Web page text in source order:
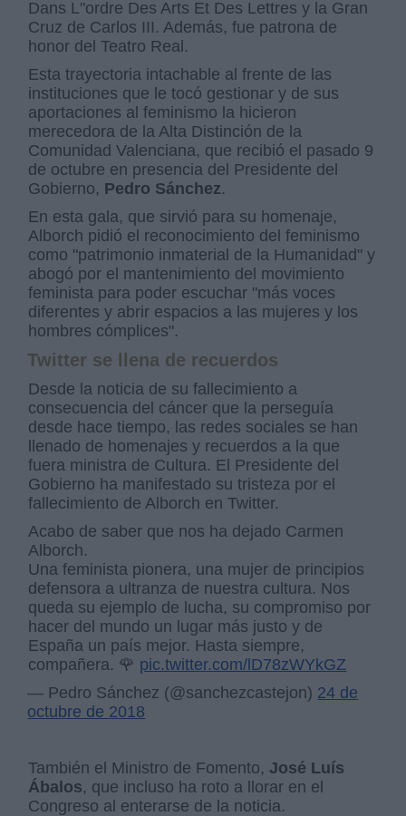
Dans L"ordre Des Arts Et Des Lettres y la Gran
Cruz de Carlos III. Además, fue patrona de
honor del Teatro Real.
Esta trayectoria intachable al frente de las
instituciones que le tocó gestionar y de sus
aportaciones al feminismo la hicieron
merecedora de la Alta Distinción de la
Comunidad Valenciana, que recibió el pasado 9
de octubre en presencia del Presidente del
Gobierno, Pedro Sánchez.
En esta gala, que sirvió para su homenaje,
Alborch pidió el reconocimiento del feminismo
como "patrimonio inmaterial de la Humanidad" y
abogó por el mantenimiento del movimiento
feminista para poder escuchar "más voces
diferentes y abrir espacios a las mujeres y los
hombres cómplices".
Twitter se llena de recuerdos
Desde la noticia de su fallecimiento a
consecuencia del cáncer que la perseguía
desde hace tiempo, las redes sociales se han
llenado de homenajes y recuerdos a la que
fuera ministra de Cultura. El Presidente del
Gobierno ha manifestado su tristeza por el
fallecimiento de Alborch en Twitter.
Acabo de saber que nos ha dejado Carmen
Alborch.
Una feminista pionera, una mujer de principios
defensora a ultranza de nuestra cultura. Nos
queda su ejemplo de lucha, su compromiso por
hacer del mundo un lugar más justo y de
España un país mejor. Hasta siempre,
compañera. 🌹 pic.twitter.com/lD78zWYkGZ
— Pedro Sánchez (@sanchezcastejon) 24 de
octubre de 2018
También el Ministro de Fomento, José Luís
Ábalos, que incluso ha roto a llorar en el
Congreso al enterarse de la noticia.